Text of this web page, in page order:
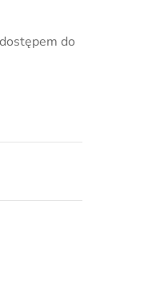
do